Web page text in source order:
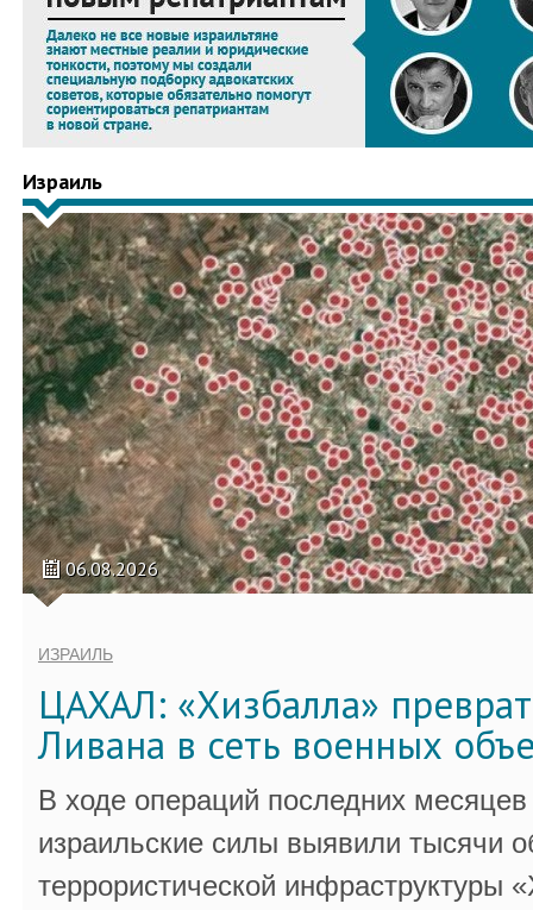
Израиль
06.08.2026
ИЗРАИЛЬ
ЦАХАЛ: «Хизбалла»
Ливана в сеть военных
В ходе операций последних
израильские силы выявили тысячи
террористической инфраструктуры